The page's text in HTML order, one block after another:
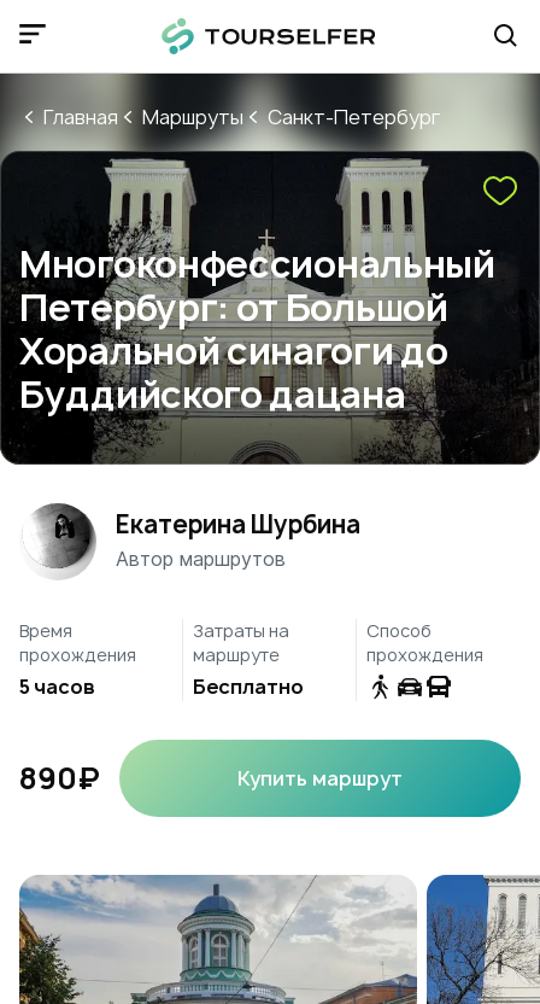
Главная Маршруты Санкт-Петербург
Многоконфессиональный
Петербург: от Большой
Хоральной синагоги до
Буддийского дацана
Екатерина Шурбина
Автор маршрутов
Время
прохождения
5 часов
Затраты на
маршруте
Бесплатно
Способ
прохождения
890₽ Купить маршрут